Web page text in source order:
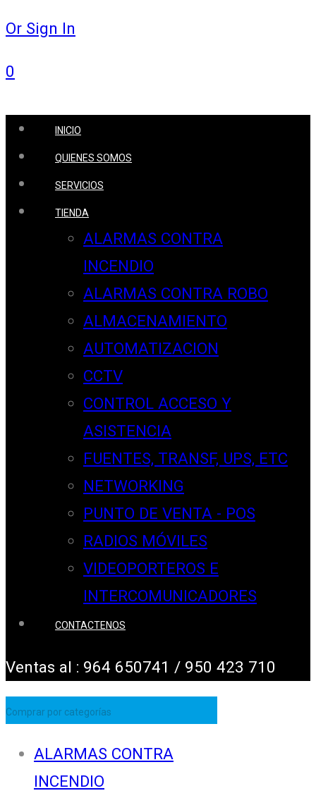
Or Sign In
0
INICIO
QUIENES SOMOS
SERVICIOS
TIENDA
ALARMAS CONTRA
INCENDIO
ALARMAS CONTRA ROBO
ALMACENAMIENTO
AUTOMATIZACION
CCTV
CONTROL ACCESO Y
ASISTENCIA
FUENTES, TRANSF, UPS, ETC
NETWORKING
PUNTO DE VENTA - POS
RADIOS MÓVILES
VIDEOPORTEROS E
INTERCOMUNICADORES
CONTACTENOS
Ventas al : 964 650741 / 950 423 710
Comprar por categorías
ALARMAS CONTRA
INCENDIO